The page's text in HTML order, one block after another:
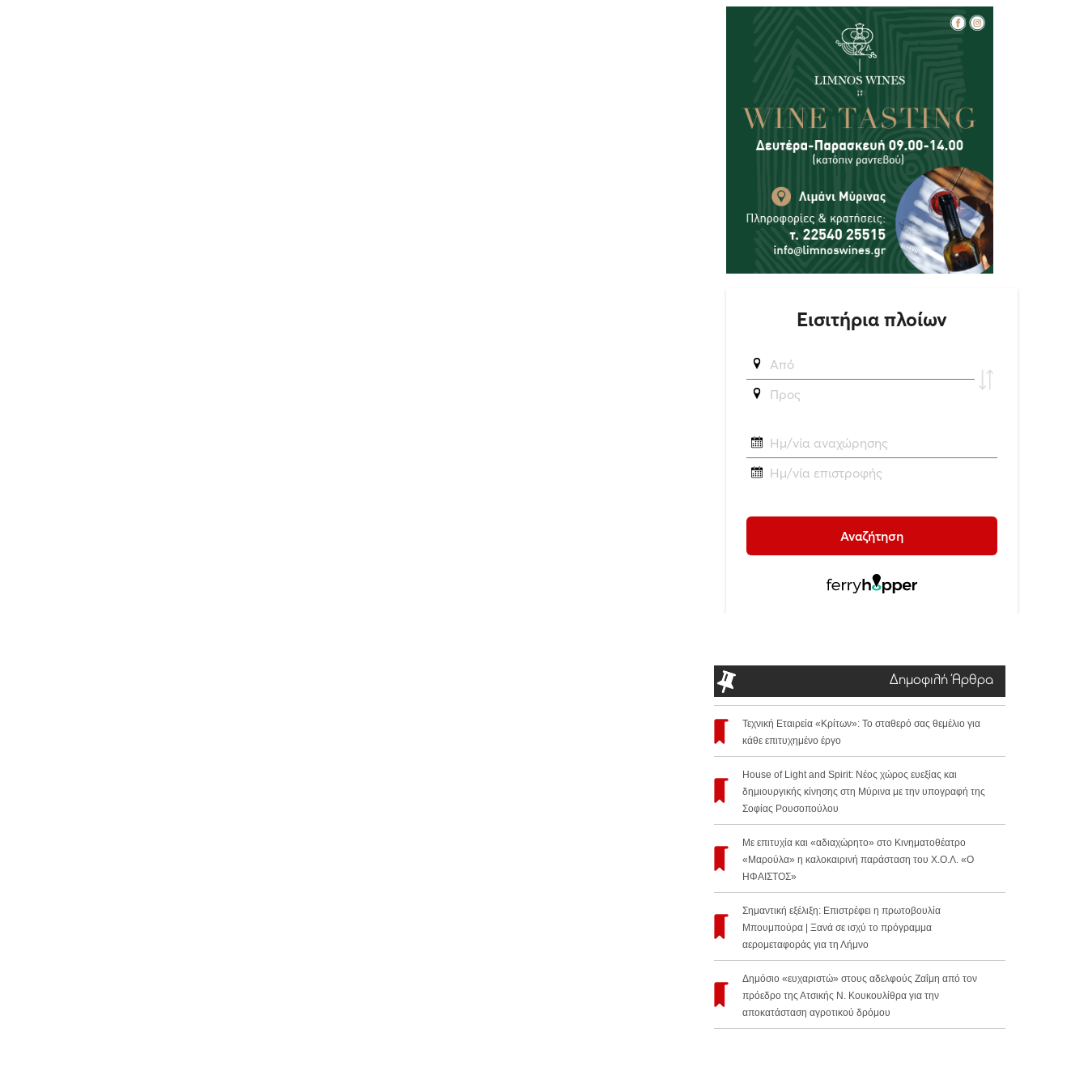
Δημοφιλή Άρθρα
Τεχνική Εταιρεία «Κρίτων»: Το σταθερό σας θεμέλιο για
κάθε επιτυχημένο έργο
House of Light and Spirit: Νέος χώρος ευεξίας και
δημιουργικής κίνησης στη Μύρινα με την υπογραφή της
Σοφίας Ρουσοπούλου
Με επιτυχία και «αδιαχώρητο» στο Κινηματοθέατρο
«Μαρούλα» η καλοκαιρινή παράσταση του Χ.Ο.Λ. «Ο
ΗΦΑΙΣΤΟΣ»
Σημαντική εξέλιξη: Επιστρέφει η πρωτοβουλία
Μπουμπούρα | Ξανά σε ισχύ το πρόγραμμα
αερομεταφοράς για τη Λήμνο
Δημόσιο «ευχαριστώ» στους αδελφούς Ζαΐμη από τον
πρόεδρο της Ατσικής Ν. Κουκουλίθρα για την
αποκατάσταση αγροτικού δρόμου